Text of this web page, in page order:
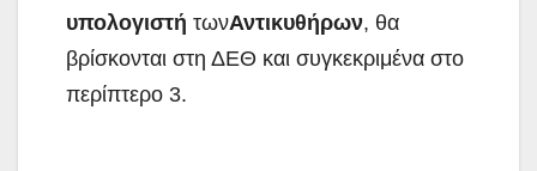
υπολογιστή τωνΑντικυθήρων, θα
βρίσκονται στη ΔΕΘ και συγκεκριμένα στο
περίπτερο 3.